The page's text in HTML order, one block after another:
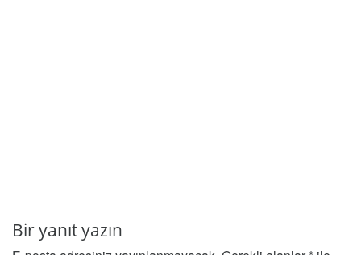
Bir yanıt yazın